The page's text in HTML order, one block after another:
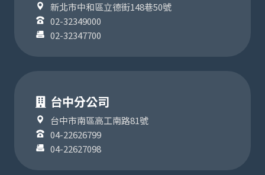
新北市中和區立德街148巷50號
02-32349000
02-32347700
台中分公司
台中市南區高工南路81號
04-22626799
04-22627098